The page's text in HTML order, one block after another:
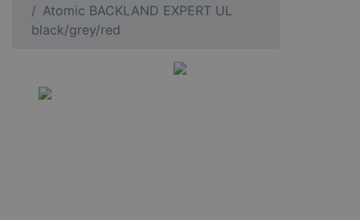
Atomic BACKLAND EXPERT UL
black/grey/red